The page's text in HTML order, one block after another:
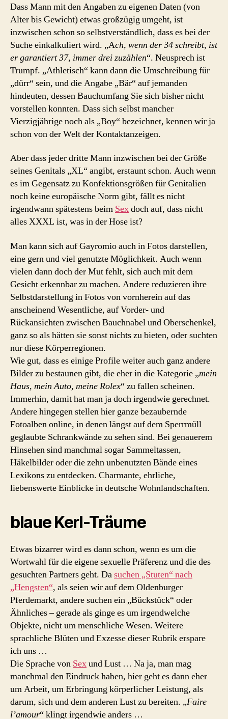
Dass Mann mit den Angaben zu eigenen Daten (von
Alter bis Gewicht) etwas großzügig umgeht, ist
inzwischen schon so selbstverständlich, dass es bei der
Suche einkalkuliert wird. „Ach, wenn der 34 schreibt, ist
er garantiert 37, immer drei zuzählen“. Neusprech ist
Trumpf. „Athletisch“ kann dann die Umschreibung für
„dürr“ sein, und die Angabe „Bär“ auf jemanden
hindeuten, dessen Bauchumfang Sie sich bisher nicht
vorstellen konnten. Dass sich selbst mancher
Vierzigjährige noch als „Boy“ bezeichnet, kennen wir ja
schon von der Welt der Kontaktanzeigen.
Aber dass jeder dritte Mann inzwischen bei der Größe
seines Genitals „XL“ angibt, erstaunt schon. Auch wenn
es im Gegensatz zu Konfektionsgrößen für Genitalien
noch keine europäische Norm gibt, fällt es nicht
irgendwann spätestens beim Sexdoch auf, dass nicht
alles XXXL ist, was in der Hose ist?
Man kann sich auf Gayromio auch in Fotos darstellen,
eine gern und viel genutzte Möglichkeit. Auch wenn
vielen dann doch der Mut fehlt, sich auch mit dem
Gesicht erkennbar zu machen. Andere reduzieren ihre
Selbstdarstellung in Fotos von vornherein auf das
anscheinend Wesentliche, auf Vorder- und
Rückansichten zwischen Bauchnabel und Oberschenkel,
ganz so als hätten sie sonst nichts zu bieten, oder suchten
nur diese Körperregionen.
Wie gut, dass es einige Profile weiter auch ganz andere
Bilder zu bestaunen gibt, die eher in die Kategorie „mein
Haus, mein Auto, meine Rolex“ zu fallen scheinen.
Immerhin, damit hat man ja doch irgendwie gerechnet.
Andere hingegen stellen hier ganze bezaubernde
Fotoalben online, in denen längst auf dem Sperrmüll
geglaubte Schrankwände zu sehen sind. Bei genauerem
Hinsehen sind manchmal sogar Sammeltassen,
Häkelbilder oder die zehn unbenutzten Bände eines
Lexikons zu entdecken. Charmante, ehrliche,
liebenswerte Einblicke in deutsche Wohnlandschaften.
blaue Kerl-Träume
Etwas bizarrer wird es dann schon, wenn es um die
Wortwahl für die eigene sexuelle Präferenz und die des
gesuchten Partners geht. Dasuchen „Stuten“ nach
„Hengsten“, als seien wir auf dem Oldenburger
Pferdemarkt, andere suchen ein „Bückstück“ oder
Ähnliches – gerade als ginge es um irgendwelche
Objekte, nicht um menschliche Wesen. Weitere
sprachliche Blüten und Exzesse dieser Rubrik erspare
ich uns …
Die Sprache von Sexund Lust … Na ja, man mag
manchmal den Eindruck haben, hier geht es dann eher
um Arbeit, um Erbringung körperlicher Leistung, als
darum, sich und dem anderen Lust zu bereiten. „Faire
l’amour“ klingt irgendwie anders …